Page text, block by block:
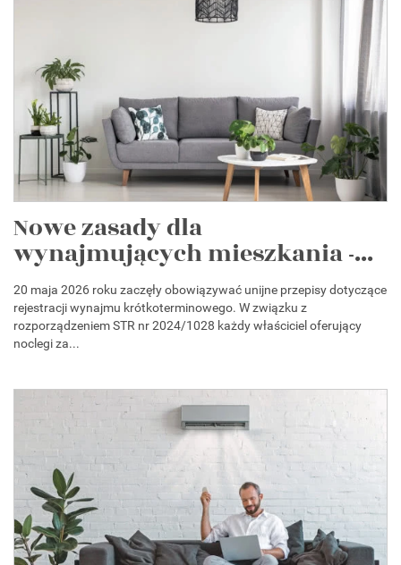
Nowe zasady dla
wynajmujących mieszkania -...
20 maja 2026 roku zaczęły obowiązywać unijne przepisy dotyczące
rejestracji wynajmu krótkoterminowego. W związku z
rozporządzeniem STR nr 2024/1028 każdy właściciel oferujący
noclegi za...